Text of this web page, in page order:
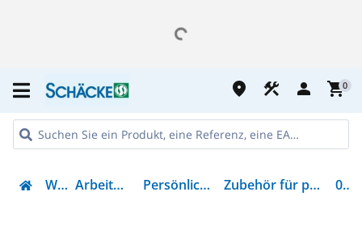
place construction person shopping_cart0
Werkzeug Arbeitsschutz & Kleidung Persönliche Schutzausrüstung Zubehör für persönliche Schutzausrüstung 00298